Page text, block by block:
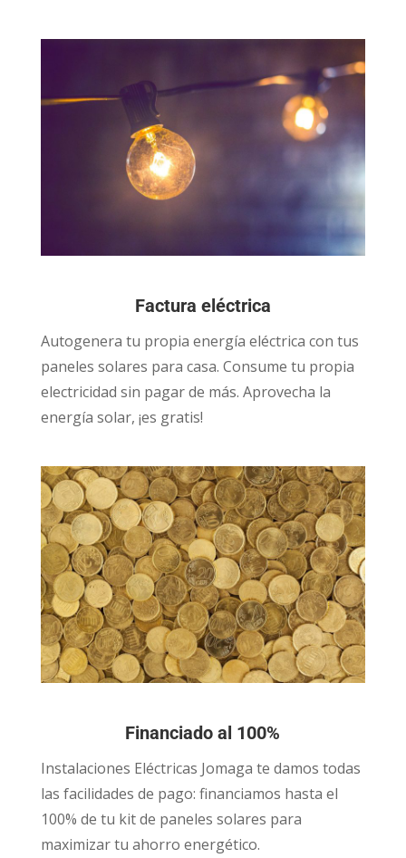
Factura eléctrica
Autogenera tu propia energía eléctrica con tus
paneles solares para casa. Consume tu propia
electricidad sin pagar de más. Aprovecha la
energía solar, ¡es gratis!
Financiado al 100%
Instalaciones Eléctricas Jomaga te damos todas
las facilidades de pago: financiamos hasta el
100% de tu kit de paneles solares para
maximizar tu ahorro energético.